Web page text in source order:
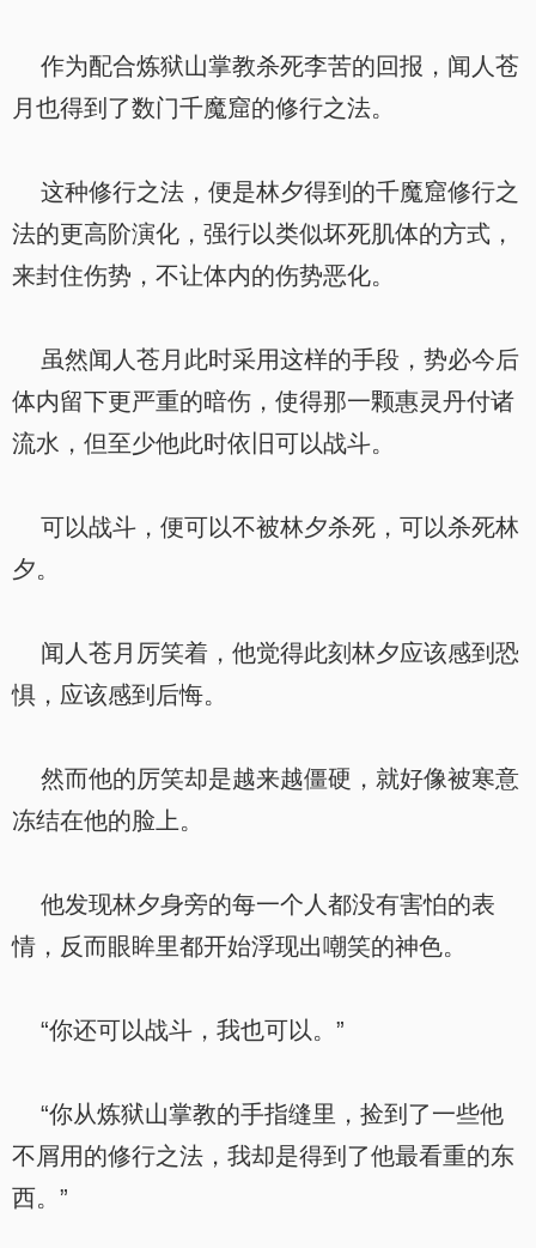
作为配合炼狱山掌教杀死李苦的回报，闻人苍
月也得到了数门千魔窟的修行之法。
这种修行之法，便是林夕得到的千魔窟修行之
法的更高阶演化，强行以类似坏死肌体的方式，
来封住伤势，不让体内的伤势恶化。
虽然闻人苍月此时采用这样的手段，势必今后
体内留下更严重的暗伤，使得那一颗惠灵丹付诸
流水，但至少他此时依旧可以战斗。
可以战斗，便可以不被林夕杀死，可以杀死林
夕。
闻人苍月厉笑着，他觉得此刻林夕应该感到恐
惧，应该感到后悔。
然而他的厉笑却是越来越僵硬，就好像被寒意
冻结在他的脸上。
他发现林夕身旁的每一个人都没有害怕的表
情，反而眼眸里都开始浮现出嘲笑的神色。
“你还可以战斗，我也可以。”
“你从炼狱山掌教的手指缝里，捡到了一些他
不屑用的修行之法，我却是得到了他最看重的东
西。”